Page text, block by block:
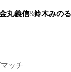
金丸義信&鈴木みのる
ッチ